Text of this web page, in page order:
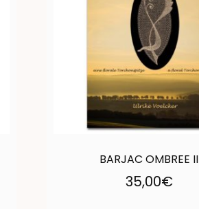
BARJAC OMBREE II
35,00€